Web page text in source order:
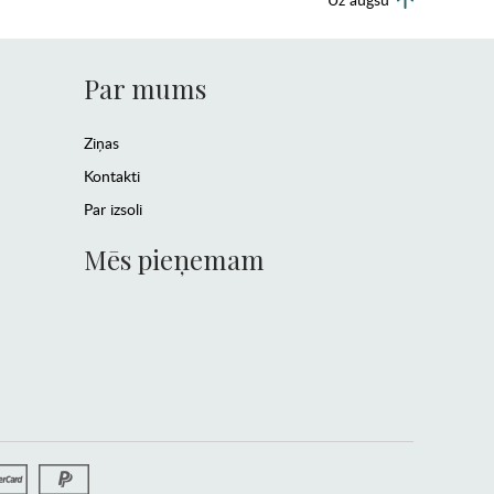
Par mums
Ziņas
Kontakti
Par izsoli
Mēs pieņemam